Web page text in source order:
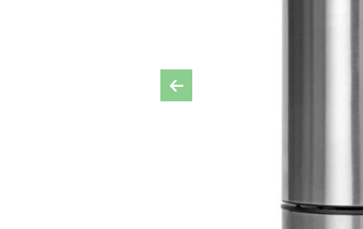
Previous